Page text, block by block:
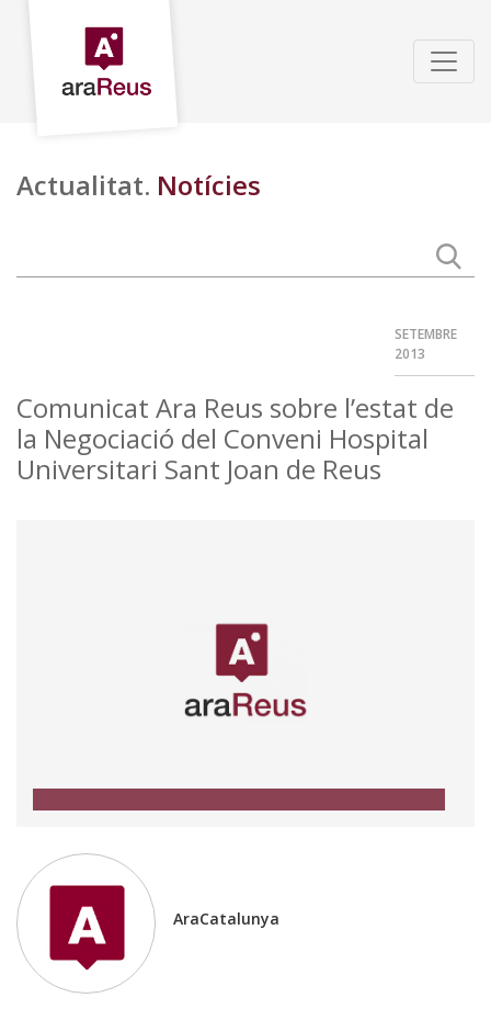
Actualitat. Notícies
SETEMBRE
2013
Comunicat Ara Reus sobre l’estat de
la Negociació del Conveni Hospital
Universitari Sant Joan de Reus
AraCatalunya